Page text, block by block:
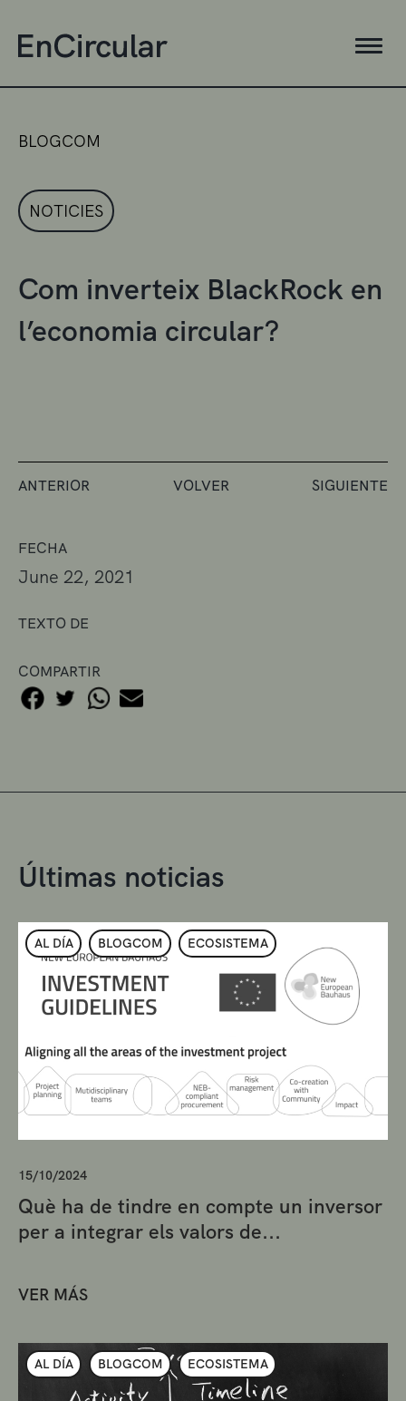
FECHA
June 22, 2021
TEXTO DE
COMPARTIR
BLOGCOM
NOTICIES
Com inverteix BlackRock en
l’economia circular?
ANTERIOR VOLVER SIGUIENTE
Últimas noticias
AL DÍA BLOGCOM ECOSISTEMA
15/10/2024
Què ha de tindre en compte un inversor
per a integrar els valors de...
VER MÁS
AL DÍA BLOGCOM ECOSISTEMA